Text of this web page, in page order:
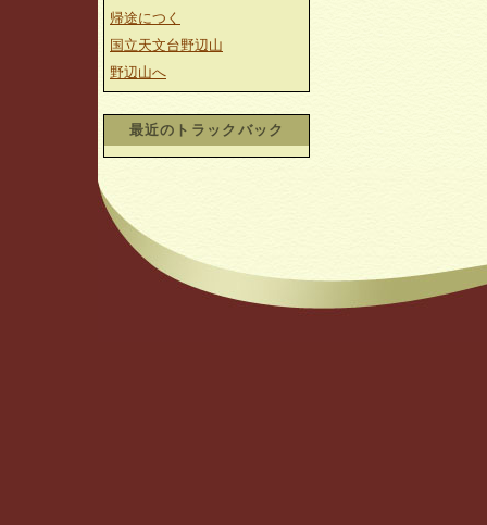
帰途につく
国立天文台野辺山
野辺山へ
最近のトラックバック